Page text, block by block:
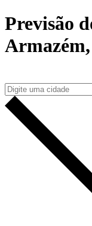
Previsão